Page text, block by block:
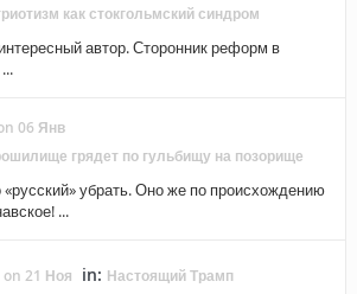
как стокгольмский синдром
автор. Сторонник реформ в
06 Янв
грядет по гульбищу на позорище
убрать. Оно же по происхождению
...
on 21 Ноя in: Настоящий Трамп